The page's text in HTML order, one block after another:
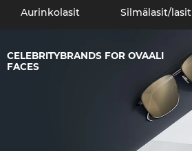
Aurinkolasit Silmälasit/lasit
CELEBRITYBRANDS FOR OVAALI
FACES